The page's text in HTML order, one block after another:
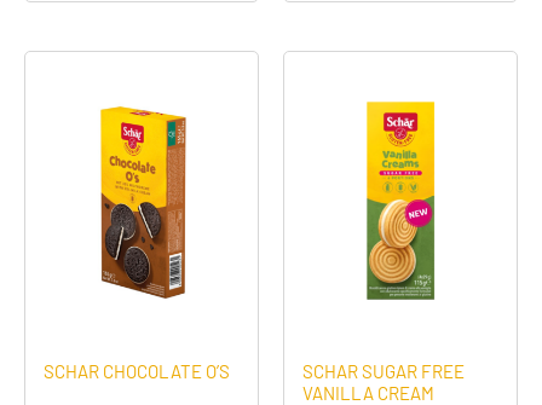
SCHAR CHOCOLATE O’S
SCHAR SUGAR FREE
VANILLA CREAM